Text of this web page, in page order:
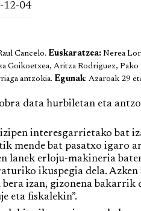
12-04
Cancelo. Euskaratzea: Nerea
Goikoetxea, Aritza Rodriguez, Pako
antzokia. Egunak: Azaroak 29
data hurbiletan eta
interesgarrietako bat
mende bat pasatxo igaro
lanek erloju-makineria
ikuspegia dela.
izan, gizonena bakarrik
eta fiskalekin”.